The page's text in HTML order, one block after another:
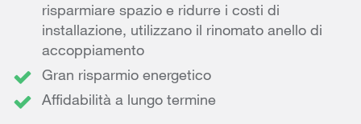
risparmiare spazio e ridurre i costi di
installazione, utilizzano il rinomato anello di
accoppiamento
Gran risparmio energetico
Affidabilità a lungo termine